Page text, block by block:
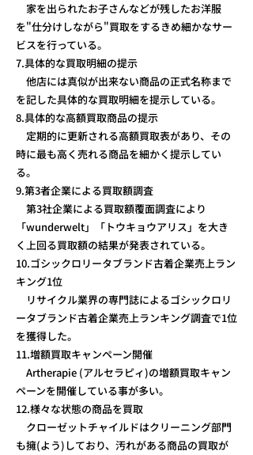
家を出られたお子さんなどが残したお洋服
を"仕分けしながら"買取をするきめ細かなサー
ビスを行っている。
7.具体的な買取明細の提示
他店には真似が出来ない商品の正式名称まで
を記した具体的な買取明細を提示している。
8.具体的な高額買取商品の提示
定期的に更新される高額買取表があり、その
時に最も高く売れる商品を細かく提示してい
る。
9.第3者企業による買取額調査
第3社企業による買取額覆面調査により
「wunderwelt」「トウキョウアリス」を大き
く上回る買取額の結果が発表されている。
10.ゴシックロリータブランド古着企業売上ラン
キング1位
リサイクル業界の専門誌によるゴシックロリ
ータブランド古着企業売上ランキング調査で1位
を獲得した。
11.増額買取キャンペーン開催
Artherapie (アルセラピィ)の増額買取キャン
ペーンを開催している事が多い。
12.様々な状態の商品を買取
クローゼットチャイルドはクリーニング部門
も擁(よう)しており、汚れがある商品の買取が